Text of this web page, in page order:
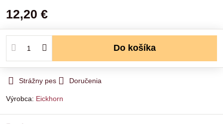
12,20 €
Do košíka
Strážny pes Doručenia
Výrobca: Eickhorn